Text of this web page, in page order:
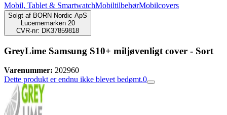
Mobil, Tablet & SmartwatchMobiltilbehørMobilcovers
Solgt af BORN Nordic ApS
Lucernemarken 20
CVR-nr: DK37859818
GreyLime Samsung S10+ miljøvenligt cover - Sort
Varenummer: 202960
Dette produkt er endnu ikke blevet bedømt.0